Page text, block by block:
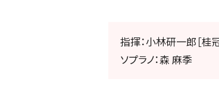
指揮：小林研一郎［桂
ソプラノ：森 麻季